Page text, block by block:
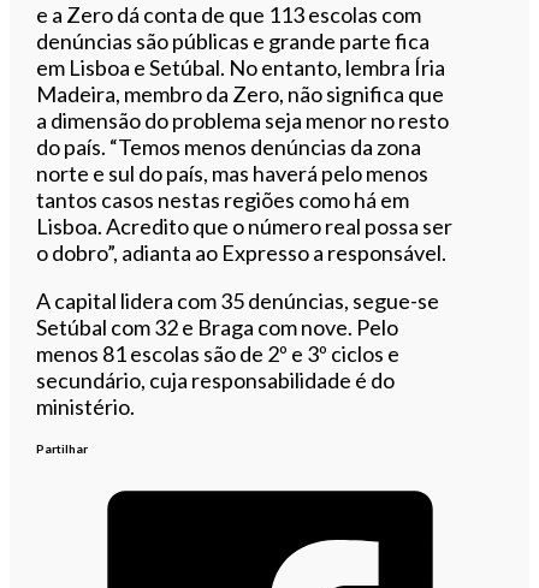
e a Zero dá conta de que 113 escolas com
denúncias são públicas e grande parte fica
em Lisboa e Setúbal. No entanto, lembra Íria
Madeira, membro da Zero, não significa que
a dimensão do problema seja menor no resto
do país. “Temos menos denúncias da zona
norte e sul do país, mas haverá pelo menos
tantos casos nestas regiões como há em
Lisboa. Acredito que o número real possa ser
o dobro”, adianta ao Expresso a responsável.
A capital lidera com 35 denúncias, segue-se
Setúbal com 32 e Braga com nove. Pelo
menos 81 escolas são de 2º e 3º ciclos e
secundário, cuja responsabilidade é do
ministério.
Partilhar